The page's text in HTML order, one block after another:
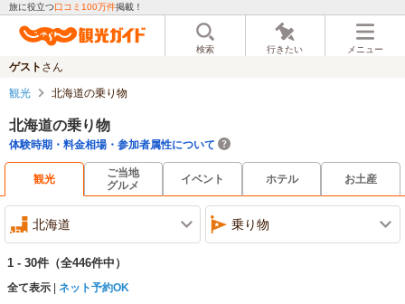
旅に役立つ口コミ100万件掲載！
検索 行きたい メニュー
ゲスト さん
観光 北海道の乗り物
北海道の乗り物
体験時期・料金相場・参加者属性について
観光
ご当地
グルメ
イベント ホテル お土産
北海道 乗り物
1 - 30件 （全446件中）
全て表示 ネット予約OK